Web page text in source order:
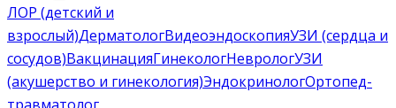
ЛОР (детский и
взрослый)ДерматологВидеоэндоскопияУЗИ (сердца и
сосудов)ВакцинацияГинекологНеврологУЗИ
(акушерство и гинекология)ЭндокринологОртопед-